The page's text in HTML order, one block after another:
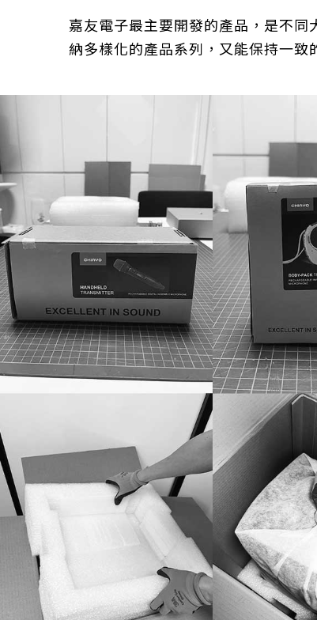
嘉友電子最主要開發的產品，是不
納多樣化的產品系列，又能保持一致